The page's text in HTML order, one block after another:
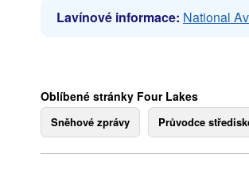
Lavínové informace: National
Oblíbené stránky Four Lakes
Sněhové zprávy Průvodce